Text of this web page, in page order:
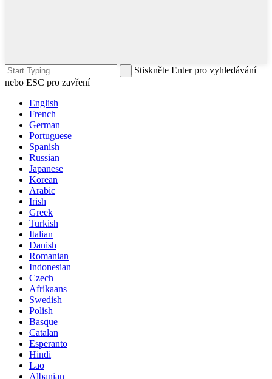
Stiskněte Enter pro vyhledávání
nebo ESC pro zavření
English
French
German
Portuguese
Spanish
Russian
Japanese
Korean
Arabic
Irish
Greek
Turkish
Italian
Danish
Romanian
Indonesian
Czech
Afrikaans
Swedish
Polish
Basque
Catalan
Esperanto
Hindi
Lao
Albanian